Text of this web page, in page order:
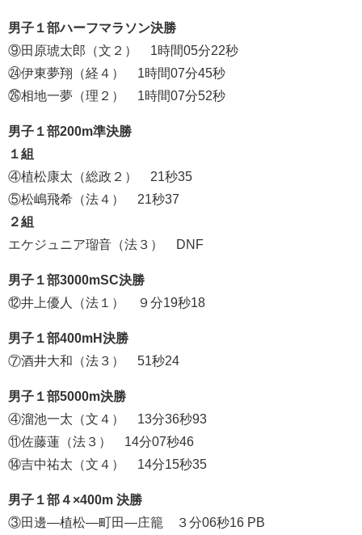
男子１部ハーフマラソン決勝
⑨田原琥太郎（文２） 1時間05分22秒
㉔伊東夢翔（経４） 1時間07分45秒
㉖相地一夢（理２） 1時間07分52秒
男子１部200m準決勝
１組
④植松康太（総政２） 21秒35
⑤松嶋飛希（法４） 21秒37
２組
エケジュニア瑠音（法３） DNF
男子１部3000mSC決勝
⑫井上優人（法１） ９分19秒18
男子１部400mH決勝
⑦酒井大和（法３） 51秒24
男子１部5000m決勝
④溜池一太（文４） 13分36秒93
⑪佐藤蓮（法３） 14分07秒46
⑭吉中祐太（文４） 14分15秒35
男子１部４×400m 決勝
③田邊―植松―町田―庄籠 ３分06秒16 PB